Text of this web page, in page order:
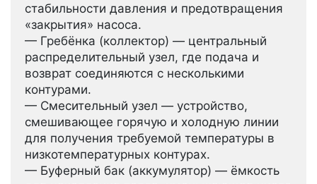
стабильности давления и предотвращения
«закрытия» насоса.
— Гребёнка (коллектор) — центральный
распределительный узел, где подача и
возврат соединяются с несколькими
контурами.
— Смесительный узел — устройство,
смешивающее горячую и холодную линии
для получения требуемой температуры в
низкотемпературных контурах.
— Буферный бак (аккумулятор) — ёмкость